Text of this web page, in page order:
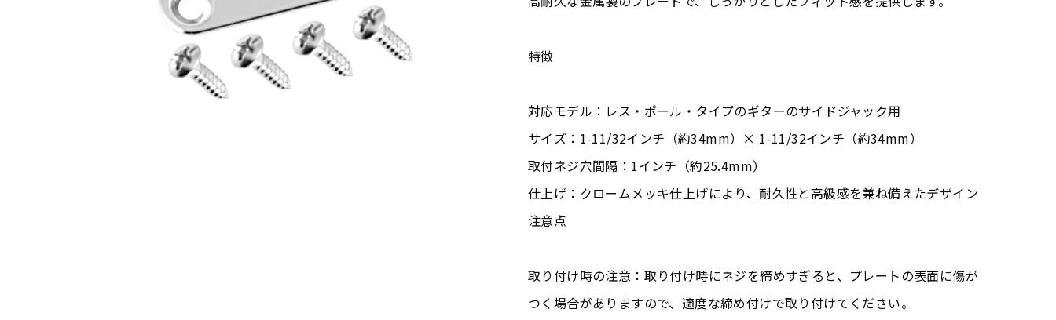
特徴
対応モデル：レス・ポール・タイプのギターのサイドジャック用
サイズ：1-11/32インチ（約34mm）× 1-11/32インチ（約34mm）
取付ネジ穴間隔：1インチ（約25.4mm）
仕上げ：クロームメッキ仕上げにより、耐久性と高級感を兼ね備えたデザイン
注意点
取り付け時の注意：取り付け時にネジを締めすぎると、プレートの表面に傷が
つく場合がありますので、適度な締め付けで取り付けてください。